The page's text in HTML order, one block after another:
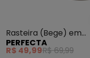
Rasteira (Bege) em
Sintético
PERFECTA
R$ 49,99R$ 69,99